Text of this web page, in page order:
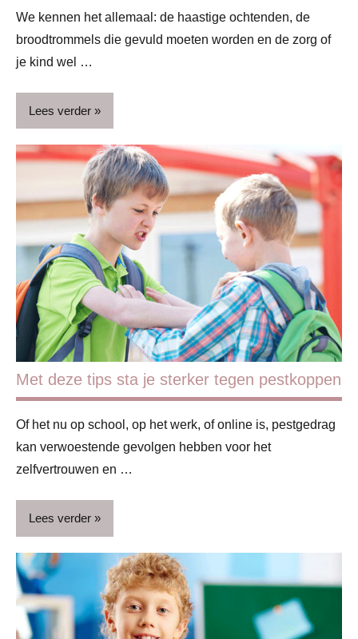
We kennen het allemaal: de haastige ochtenden, de
broodtrommels die gevuld moeten worden en de zorg of
je kind wel …
Lees verder
Basisschool
Gezin
Kinderen
Schoolkind
Met deze tips sta je sterker tegen pestkoppen
Of het nu op school, op het werk, of online is, pestgedrag
kan verwoestende gevolgen hebben voor het
zelfvertrouwen en …
Lees verder
Basisschool
Blog
Gezin